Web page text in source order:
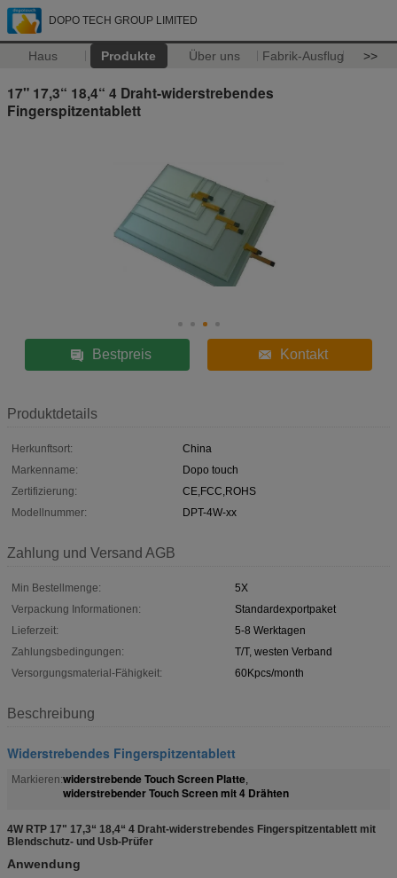
DOPO TECH GROUP LIMITED
Haus Produkte Über uns Fabrik-Ausflug >>
17" 17,3“ 18,4“ 4 Draht-widerstrebendes
Fingerspitzentablett
Bestpreis Kontakt
Produktdetails
Herkunftsort:
China
Markenname:
Dopo touch
Zertifizierung:
CE,FCC,ROHS
Modellnummer:
DPT-4W-xx
Zahlung und Versand AGB
Min Bestellmenge:
5X
Verpackung Informationen:
Standardexportpaket
Lieferzeit:
5-8 Werktagen
Zahlungsbedingungen:
T/T, westen Verband
Versorgungsmaterial-Fähigkeit:
60Kpcs/month
Beschreibung
Widerstrebendes Fingerspitzentablett
Markieren:widerstrebende Touch Screen Platte,
widerstrebender Touch Screen mit 4 Drähten
4W RTP 17" 17,3“ 18,4“ 4 Draht-widerstrebendes Fingerspitzentablett mit
Blendschutz- und Usb-Prüfer
Anwendung